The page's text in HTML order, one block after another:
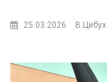
25.03.2026 В.Цибух